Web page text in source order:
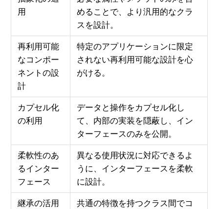
用
めることで、より汎用的なクラ
スを設計。
再利用可能
なコンポー
ネントの設
計
特定のアプリケーションに限定
されない再利用可能な設計を心
がける。
カプセル化
の利用
データと操作をカプセル化し
て、内部の実装を隠蔽し、イン
ターフェースのみを公開。
柔軟性のあ
るインター
フェース
異なる使用状況に対応できるよ
うに、インターフェースを柔軟
に設計。
継承の活用
共通の特徴を持つクラス間でコ